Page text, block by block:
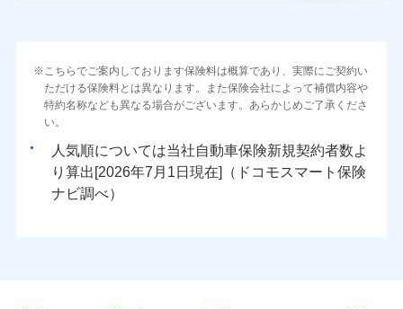
こちらでご案内しております保険料は概算であり、実際にご契約い
ただける保険料とは異なります。また保険会社によって補償内容や
特約名称なども異なる場合がございます。あらかじめご了承くださ
い。
人気順については当社
新規契約者数よ
り算出[
年 月
日現在]（ドコモスマート保険
ナビ調べ）